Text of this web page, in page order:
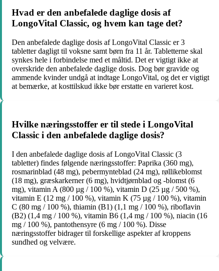
Hvad er den anbefalede daglige dosis af
LongoVital Classic, og hvem kan tage det?
Den anbefalede daglige dosis af LongoVital Classic er 3
tabletter dagligt til voksne samt børn fra 11 år. Tabletterne skal
synkes hele i forbindelse med et måltid. Det er vigtigt ikke at
overskride den anbefalede daglige dosis. Dog bør gravide og
ammende kvinder undgå at indtage LongoVital, og det er vigtigt
at bemærke, at kosttilskud ikke bør erstatte en varieret kost.
Hvilke næringsstoffer er til stede i LongoVital
Classic i den anbefalede daglige dosis?
I den anbefalede daglige dosis af LongoVital Classic (3
tabletter) findes følgende næringsstoffer: Paprika (360 mg),
rosmarinblad (48 mg), pebermynteblad (24 mg), røllikeblomst
(18 mg), græskarkerner (6 mg), hvidtjørnblad og -blomst (6
mg), vitamin A (800 µg / 100 %), vitamin D (25 µg / 500 %),
vitamin E (12 mg / 100 %), vitamin K (75 µg / 100 %), vitamin
C (80 mg / 100 %), thiamin (B1) (1,1 mg / 100 %), riboflavin
(B2) (1,4 mg / 100 %), vitamin B6 (1,4 mg / 100 %), niacin (16
mg / 100 %), pantothensyre (6 mg / 100 %). Disse
næringsstoffer bidrager til forskellige aspekter af kroppens
sundhed og velvære.